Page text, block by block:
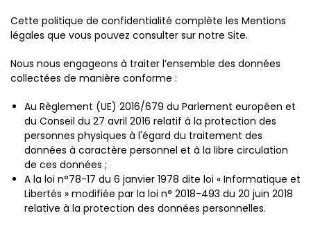
Cette politique de confidentialité complète les Mentions
légales que vous pouvez consulter sur notre Site.
Nous nous engageons à traiter l’ensemble des données
collectées de manière conforme :
Au Règlement (UE) 2016/679 du Parlement européen et
du Conseil du 27 avril 2016 relatif à la protection des
personnes physiques à l'égard du traitement des
données à caractère personnel et à la libre circulation
de ces données ;
A la loi n°78-17 du 6 janvier 1978 dite loi « Informatique et
Libertés » modifiée par la loi n° 2018-493 du 20 juin 2018
relative à la protection des données personnelles.